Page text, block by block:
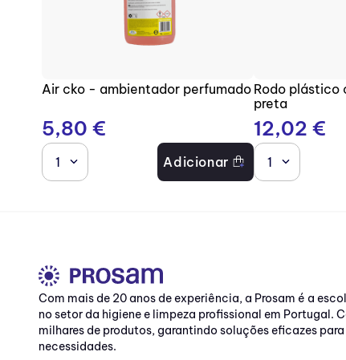
Air cko - ambientador perfumado
5,80 €
1 Adicionar
Rodo plástico
preta
12,02 €
1
Com mais de 20 anos de experiência, a Prosam é a
no setor da higiene e limpeza profissional em Portugal.
milhares de produtos, garantindo soluções eficazes
necessidades.